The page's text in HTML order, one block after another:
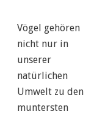
Vögel gehören
nicht nur in
unserer
natürlichen
Umwelt zu den
muntersten